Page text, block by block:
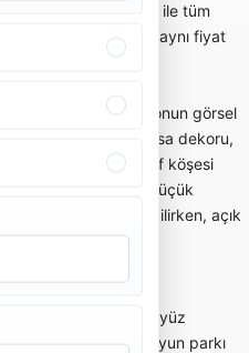
süsleme paketi ile tüm
sünnet paketi aynı fiyat
organizasyonun görsel
modeli, arka fon, masa dekoru,
alanı ve fotoğraf köşesi
seçilmelidir. Ev veya küçük
kurulumlar tercih edilirken, açık
daha geniş konsept
animatör, palyaço, yüz
karakter, şişme oyun parkı